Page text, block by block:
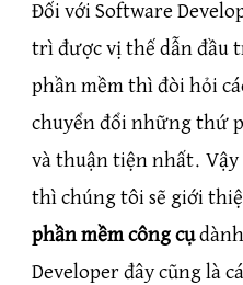
Đối với Software
trì được vị thế dẫn đầu
phần mềm thì đòi hỏi
chuyển đổi những thứ
và thuận tiện nhất.
thì chúng tôi sẽ giới
phần mềm công cụdành
Developer đây cũng là